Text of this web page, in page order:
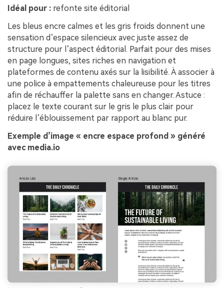
Idéal pour : refonte site éditorial
Les bleus encre calmes et les gris froids donnent une
sensation d’espace silencieux avec juste assez de
structure pour l’aspect éditorial. Parfait pour des mises
en page longues, sites riches en navigation et
plateformes de contenu axés sur la lisibilité. À associer à
une police à empattements chaleureuse pour les titres
afin de réchauffer la palette sans en changer. Astuce :
placez le texte courant sur le gris le plus clair pour
réduire l’éblouissement par rapport au blanc pur.
Exemple d’image « encre espace profond » généré
avec media.io